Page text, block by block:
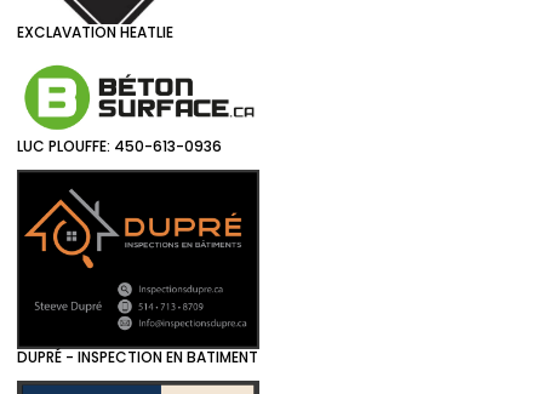
EXCLAVATION HEATLIE
LUC PLOUFFE: 450-613-0936
DUPRÉ - INSPECTION EN BATIMENT